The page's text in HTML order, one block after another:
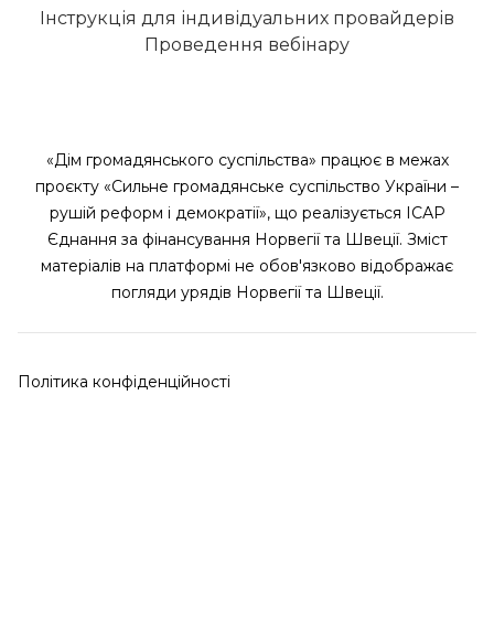
Інструкція для індивідуальних провайдерів
Проведення вебінару
«Дім громадянського суспільства» працює в межах
проєкту «Сильне громадянське суспільство України –
рушій реформ і демократії», що реалізується ІСАР
Єднання за фінансування Норвегії та Швеції. Зміст
матеріалів на платформі не обов'язково відображає
погляди урядів Норвегії та Швеції.
Політика конфіденційності